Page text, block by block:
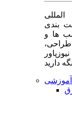
بندی
ها و
طراحی،